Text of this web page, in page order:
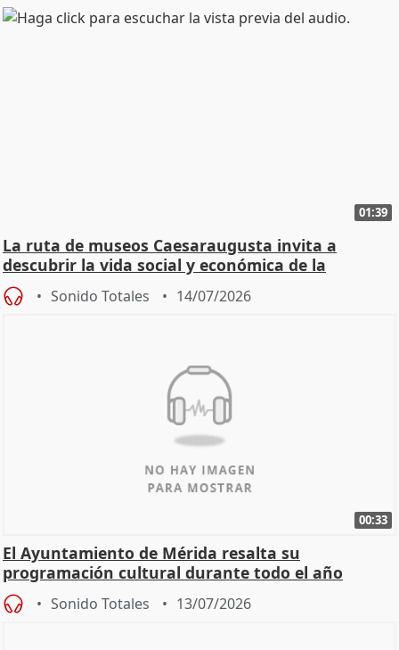
01:39
La ruta de museos Caesaraugusta invita a
descubrir la vida social y económica de la
Zaragoza ro
Sonido Totales 14/07/2026
00:33
El Ayuntamiento de Mérida resalta su
programación cultural durante todo el año
Sonido Totales 13/07/2026